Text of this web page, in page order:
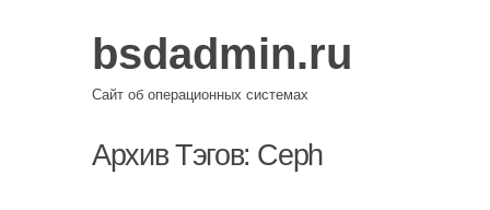
bsdadmin.ru
Сайт об операционных системах
Архив Тэгов: Ceph